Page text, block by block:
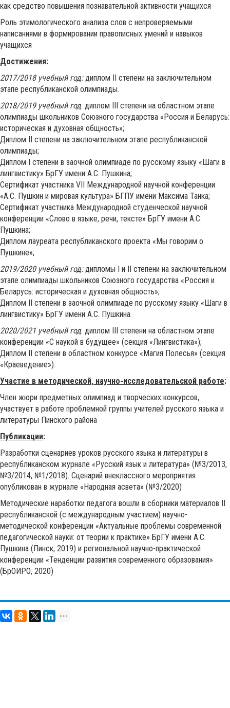
как средство повышения познавательной активности учащихся
Роль этимологического анализа слов с непроверяемыми
написаниями в формировании правописных умений и навыков
учащихся
Достижения:
2017/2018 учебный год:диплом II степени на заключительном
этапе республиканской олимпиады.
2018/2019 учебный год: диплом III степени на областном этапе
олимпиады школьников Союзного государства «Россия и Беларусь:
историческая и духовная общность»;
Диплом II степени на заключительном этапе республиканской
олимпиады;
Диплом I степени в заочной олимпиаде по русскому языку «Шаги в
лингвистику» БрГУ имени А.С. Пушкина;
Сертификат участника VII Международной научной конференции
«А.С. Пушкин и мировая культура» БГПУ имени Максима Танка;
Cертификат участника Международной студенческой научной
конференции «Слово в языке, речи, тексте» БрГУ имени А.С.
Пушкина;
Диплом лауреата республиканского проекта «Мы говорим о
Пушкине»;
2019/2020 учебный год:дипломы I и II степени на заключительном
этапе олимпиады школьников Союзного государства «Россия и
Беларусь: историческая и духовная общность»;
Диплом II степени в заочной олимпиаде по русскому языку «Шаги в
лингвистику» БрГУ имени А.С. Пушкина.
2020/2021 учебный год: диплом III степени на областном этапе
конференции «С наукой в будущее» (секция «Лингвистика»);
Диплом II степени в областном конкурсе «Магия Полесья» (секция
«Краеведение»).
Участие в методической, научно-исследовательской работе:
Член жюри предметных олимпиад и творческих конкурсов,
участвует в работе проблемной группы учителей русского языка и
литературы Пинского района
Публикации:
Разработки сценариев уроков русского языка и литературы в
республиканском журнале «Русский язык и литература» (№3/2013,
№3/2014, №1/2018). Сценарий внеклассного мероприятия
опубликован в журнале «Народная асвета» (№3/2020)
Методические наработки педагога вошли в сборники материалов II
республиканской (с международным участием) научно-
методической конференции «Актуальные проблемы современной
педагогической науки: от теории к практике» БрГУ имени А.С.
Пушкина (Пинск, 2019) и региональной научно-практической
конференции «Тенденции развития современного образования»
(БрОИРО, 2020)